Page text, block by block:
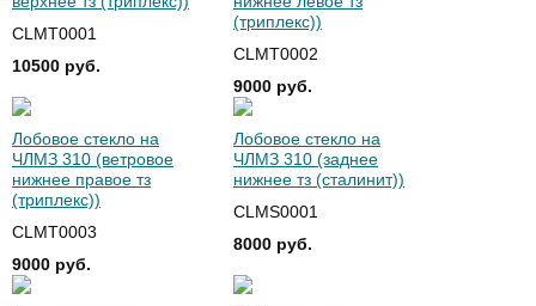
CLMT0001
10500 руб.
(триплекс))
CLMT0002
9000 руб.
Лобовое стекло на
ЧЛМЗ 310 (ветровое
нижнее правое тз
(триплекс))
CLMT0003
9000 руб.
Лобовое стекло на
ЧЛМЗ 310 (заднее
нижнее тз (сталинит))
CLMS0001
8000 руб.